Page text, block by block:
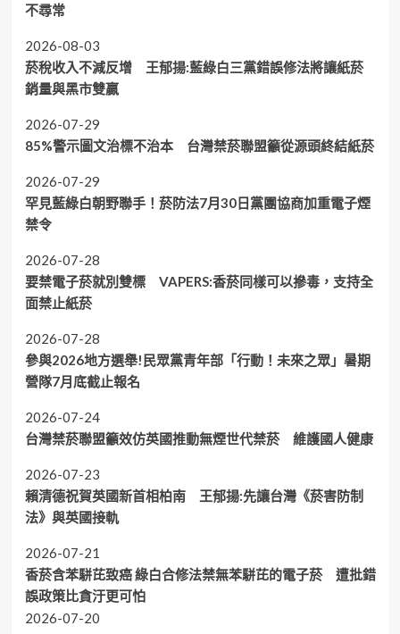
不尋常
2026-08-03
菸稅收入不減反增 王郁揚:藍綠白三黨錯誤修法將讓紙菸
銷量與黑市雙贏
2026-07-29
85%警示圖文治標不治本 台灣禁菸聯盟籲從源頭終結紙菸
2026-07-29
罕見藍綠白朝野聯手！菸防法7月30日黨團協商加重電子煙
禁令
2026-07-28
要禁電子菸就別雙標 VAPERS:香菸同樣可以摻毒，支持全
面禁止紙菸
2026-07-28
參與2026地方選舉!民眾黨青年部「行動！未來之眾」暑期
營隊7月底截止報名
2026-07-24
台灣禁菸聯盟籲效仿英國推動無煙世代禁菸 維護國人健康
2026-07-23
賴清德祝賀英國新首相柏南 王郁揚:先讓台灣《菸害防制
法》與英國接軌
2026-07-21
香菸含苯駢芘致癌 綠白合修法禁無苯駢芘的電子菸 遭批錯
誤政策比貪汙更可怕
2026-07-20